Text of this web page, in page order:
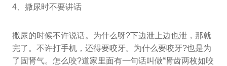
4、撒尿时不要讲话
撒尿的时候不许说话。为什么呀?下边泄上边也泄，那就
完了。不许打手机，还得要咬牙。为什么要咬牙?也是为
了固肾气。怎么咬?道家里面有一句话叫做“肾齿两枚如咬